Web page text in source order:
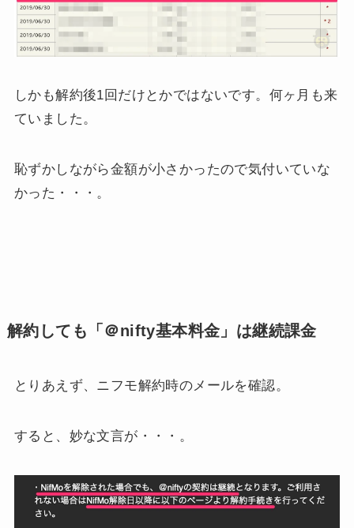
しかも解約後1回だけとかではないです。何ヶ月も来
ていました。
恥ずかしながら金額が小さかったので気付いていな
かった・・・。
解約しても「＠nifty基本料金」は継続課金
とりあえず、ニフモ解約時のメールを確認。
すると、妙な文言が・・・。